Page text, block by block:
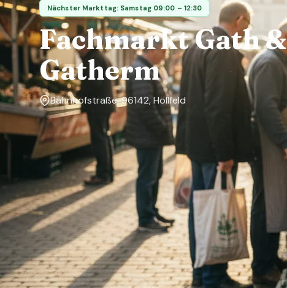
Nächster Markttag: Samstag 09:00 – 12:30
Fachmarkt Gath &
Gatherm
Bahnhofstraße, 96142, Hollfeld
Markttage
Montag, Dienstag, Mittwoch, Donnerstag, Freitag,
Samstag